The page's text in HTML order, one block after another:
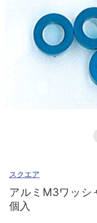
スクエア
アルミM3ワッシ
個入